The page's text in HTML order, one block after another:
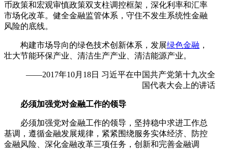
币政策和宏观审慎政策双支柱调控框架，深化利率和汇率
市场化改革。健全金融监管体系，守住不发生系统性金融
风险的底线。
构建市场导向的绿色技术创新体系，发展绿色金融 ，
壮大节能环保产业、清洁生产产业、清洁能源产业。
——2017年10月18日 习近平在中国共产党第十九次全
国代表大会上的讲话
必须加强党对金融工作的领导
必须加强党对金融工作的领导，坚持稳中求进工作总
基调，遵循金融发展规律，紧紧围绕服务实体经济、防控
金融风险、深化金融改革三项任务，创新和完善金融调